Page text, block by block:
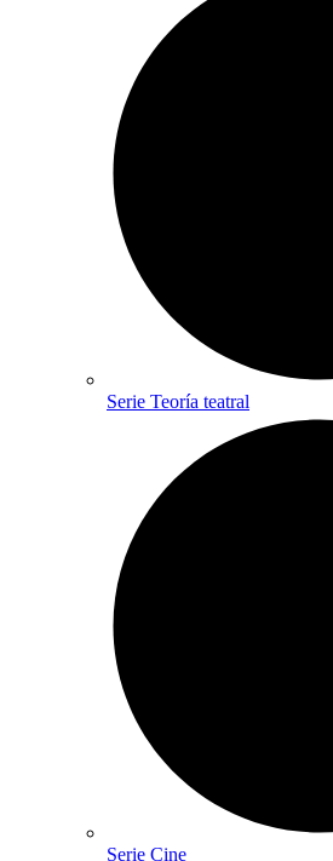
Serie Teoría teatral
Serie Cine